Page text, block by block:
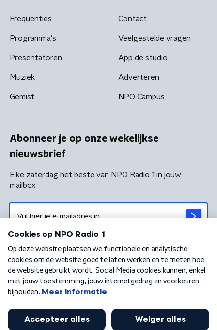
Frequenties
Programma's
Presentatoren
Muziek
Gemist
Contact
Veelgestelde vragen
App de studio
Adverteren
NPO Campus
Abonneer je op onze wekelijkse
nieuwsbrief
Elke zaterdag het beste van NPO Radio 1 in jouw
mailbox
Algemene voorwaarden